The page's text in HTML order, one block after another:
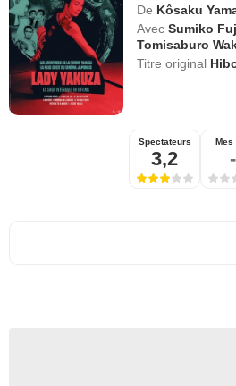
De Kôsaku
Avec Sumiko
Tomisaburo
Titre original
Spectateurs
3,2
Mes